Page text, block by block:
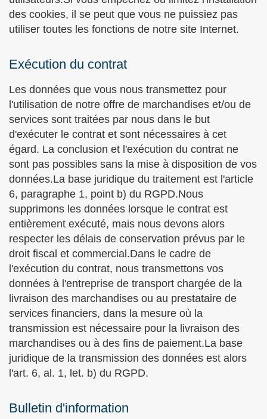
des cookies, il se peut que vous ne puissiez pas
utiliser toutes les fonctions de notre site Internet.
Exécution du contrat
Les données que vous nous transmettez pour
l'utilisation de notre offre de marchandises et/ou de
services sont traitées par nous dans le but
d'exécuter le contrat et sont nécessaires à cet
égard. La conclusion et l'exécution du contrat ne
sont pas possibles sans la mise à disposition de vos
données.La base juridique du traitement est l'article
6, paragraphe 1, point b) du RGPD.Nous
supprimons les données lorsque le contrat est
entièrement exécuté, mais nous devons alors
respecter les délais de conservation prévus par le
droit fiscal et commercial.Dans le cadre de
l'exécution du contrat, nous transmettons vos
données à l'entreprise de transport chargée de la
livraison des marchandises ou au prestataire de
services financiers, dans la mesure où la
transmission est nécessaire pour la livraison des
marchandises ou à des fins de paiement.La base
juridique de la transmission des données est alors
l'art. 6, al. 1, let. b) du RGPD.
Bulletin d'information